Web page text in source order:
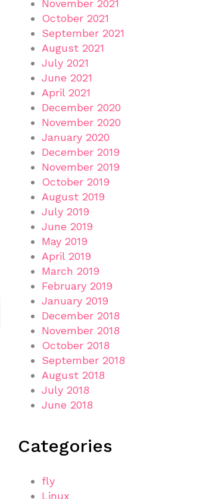
November 2021
October 2021
September 2021
August 2021
July 2021
June 2021
April 2021
December 2020
November 2020
January 2020
December 2019
November 2019
October 2019
August 2019
July 2019
June 2019
May 2019
April 2019
March 2019
February 2019
January 2019
December 2018
November 2018
October 2018
September 2018
August 2018
July 2018
June 2018
Categories
fly
Linux